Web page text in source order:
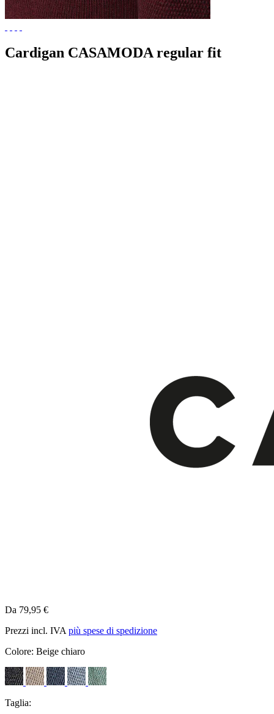
Cardigan CASAMODA regular fit
Da 79,95 €
Prezzi incl. IVA più spese di spedizione
Colore: Beige chiaro
Taglia: